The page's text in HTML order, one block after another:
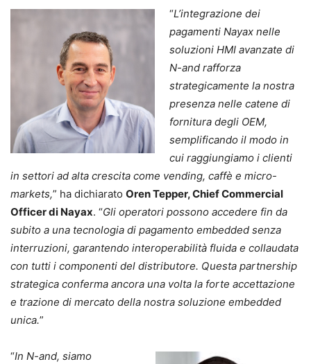
“L’integrazione dei
pagamenti Nayax nelle
soluzioni HMI avanzate di
N-and rafforza
strategicamente la nostra
presenza nelle catene di
fornitura degli OEM,
semplificando il modo in
cui raggiungiamo i clienti
in settori ad alta crescita come vending, caffè e micro-
markets,” ha dichiarato Oren Tepper, Chief Commercial
Officer di Nayax. “Gli operatori possono accedere fin da
subito a una tecnologia di pagamento embedded senza
interruzioni, garantendo interoperabilità fluida e collaudata
con tutti i componenti del distributore. Questa partnership
strategica conferma ancora una volta la forte accettazione
e trazione di mercato della nostra soluzione embedded
unica.”
“In N-and, siamo